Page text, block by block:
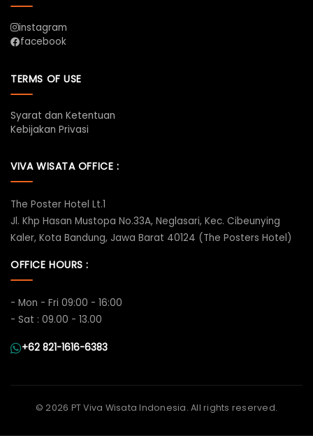
instagram
facebook
TERMS OF USE
Syarat dan Ketentuan
Kebijakan Privasi
VIVA WISATA OFFICE :
The Poster Hotel Lt.1
Jl. Khp Hasan Mustopa No.33A, Neglasari, Kec. Cibeunying
Kaler, Kota Bandung, Jawa Barat 40124 (The Posters Hotel)
OFFICE HOURS :
- Mon - Fri 09:00 - 16:00
- Sat : 09.00 - 13.00
+62 821-1616-6383
© 2026 PT Viva Wisata Indonesia. All rights reserved.